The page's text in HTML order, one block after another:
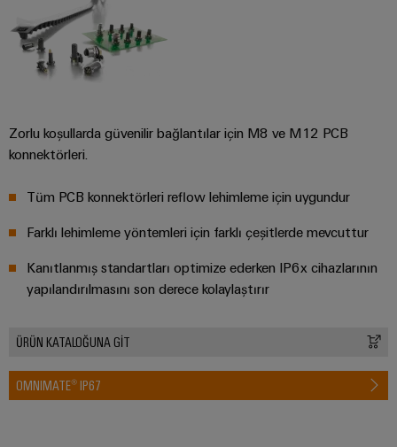
Zorlu koşullarda güvenilir bağlantılar için M8 ve M12 PCB
konnektörleri.
Tüm PCB konnektörleri reflow lehimleme için uygundur
Farklı lehimleme yöntemleri için farklı çeşitlerde mevcuttur
Kanıtlanmış standartları optimize ederken IP6x cihazlarının
yapılandırılmasını son derece kolaylaştırır
ÜRÜN KATALOĞUNA GİT
OMNIMATE® IP67